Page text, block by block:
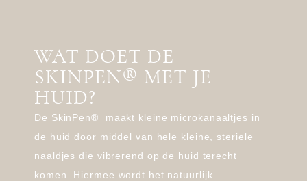
WAT DOET DE
SKINPEN® MET JE
HUID?
De SkinPen®
maakt kleine microkanaaltjes in
de huid door middel van hele kleine, steriele
naaldjes die vibrerend op de huid terecht
komen. Hiermee wordt het natuurlijk